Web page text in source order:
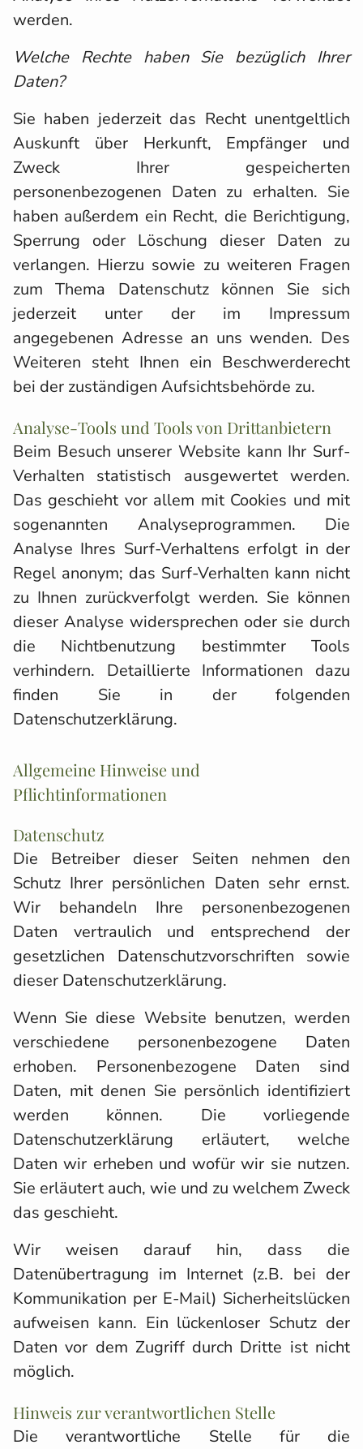
werden.
Welche Rechte haben Sie bezüglich Ihrer
Daten?
Sie haben jederzeit das Recht unentgeltlich
Auskunft über Herkunft, Empfänger und
Zweck Ihrer gespeicherten
personenbezogenen Daten zu erhalten. Sie
haben außerdem ein Recht, die Berichtigung,
Sperrung oder Löschung dieser Daten zu
verlangen. Hierzu sowie zu weiteren Fragen
zum Thema Datenschutz können Sie sich
jederzeit unter der im Impressum
angegebenen Adresse an uns wenden. Des
Weiteren steht Ihnen ein Beschwerderecht
bei der zuständigen Aufsichtsbehörde zu.
Analyse-Tools und Tools von Drittanbietern
Beim Besuch unserer Website kann Ihr Surf-
Verhalten statistisch ausgewertet werden.
Das geschieht vor allem mit Cookies und mit
sogenannten Analyseprogrammen. Die
Analyse Ihres Surf-Verhaltens erfolgt in der
Regel anonym; das Surf-Verhalten kann nicht
zu Ihnen zurückverfolgt werden. Sie können
dieser Analyse widersprechen oder sie durch
die Nichtbenutzung bestimmter Tools
verhindern. Detaillierte Informationen dazu
finden Sie in der folgenden
Datenschutzerklärung.
Allgemeine Hinweise und
Pflichtinformationen
Datenschutz
Die Betreiber dieser Seiten nehmen den
Schutz Ihrer persönlichen Daten sehr ernst.
Wir behandeln Ihre personenbezogenen
Daten vertraulich und entsprechend der
gesetzlichen Datenschutzvorschriften sowie
dieser Datenschutzerklärung.
Wenn Sie diese Website benutzen, werden
verschiedene personenbezogene Daten
erhoben. Personenbezogene Daten sind
Daten, mit denen Sie persönlich identifiziert
werden können. Die vorliegende
Datenschutzerklärung erläutert, welche
Daten wir erheben und wofür wir sie nutzen.
Sie erläutert auch, wie und zu welchem Zweck
das geschieht.
Wir weisen darauf hin, dass die
Datenübertragung im Internet (z.B. bei der
Kommunikation per E-Mail) Sicherheitslücken
aufweisen kann. Ein lückenloser Schutz der
Daten vor dem Zugriff durch Dritte ist nicht
möglich.
Hinweis zur verantwortlichen Stelle
Die verantwortliche Stelle für die